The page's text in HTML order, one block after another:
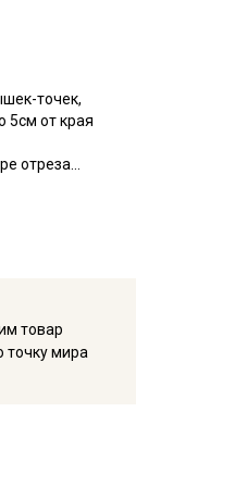
точек,
5см от края
отреза
В
стирок, легко
товар
точку мира